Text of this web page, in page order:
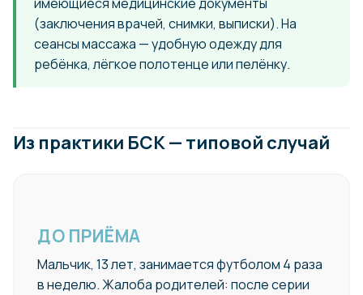
(заключения врачей, снимки, выписки). На
сеансы массажа — удобную одежду для
ребёнка, лёгкое полотенце или пелёнку.
Из практики БСК — типовой случай
ДО ПРИЁМА
Мальчик, 13 лет, занимается футболом 4 раза
в неделю. Жалоба родителей: после серии